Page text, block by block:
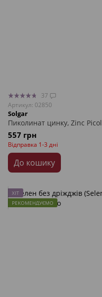
37
Артикул: 02850
Solgar
Пиколинат цинку, Zinc
557 грн
Відправка 1-3 дні
До кошику
ХІТ
РЕКОМЕНДУЄМО